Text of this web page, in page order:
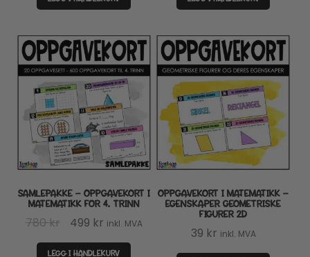
SAMLEPAKKE – OPPGAVEKORT I
MATEMATIKK FOR 4. TRINN
780kr
Opprinnelig
pris
499 krNåværende
pris
inkl. MVA
LEGG I HANDLEKURV
OPPGAVEKORT I MATEMATIKK –
EGENSKAPER GEOMETRISKE
FIGURER 2D
39 kr inkl. MVA